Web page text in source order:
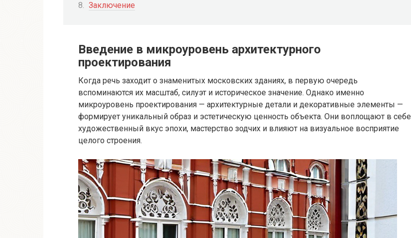
Заключение
Введение в микроуровень архитектурного
проектирования
Когда речь заходит о знаменитых московских зданиях, в первую очередь
вспоминаются их масштаб, силуэт и историческое значение. Однако именно
микроуровень проектирования — архитектурные детали и декоративные элементы —
формирует уникальный образ и эстетическую ценность объекта. Они воплощают в себе
художественный вкус эпохи, мастерство зодчих и влияют на визуальное восприятие
целого строения.